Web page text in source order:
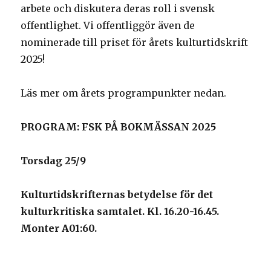
arbete och diskutera deras roll i svensk
offentlighet. Vi offentliggör även de
nominerade till priset för årets kulturtidskrift
2025!
Läs mer om årets programpunkter nedan.
PROGRAM: FSK PÅ BOKMÄSSAN 2025
Torsdag 25/9
Kulturtidskrifternas betydelse för det
kulturkritiska samtalet. Kl. 16.20-16.45.
MonterA01:60.